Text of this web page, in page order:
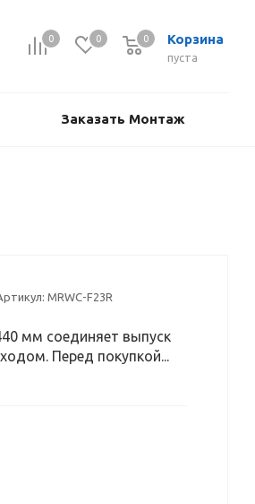
0 0 Корзина
пуста
0
Заказать Монтаж
MRWC-F23R
мм соединяет выпуск
Перед покупкой...